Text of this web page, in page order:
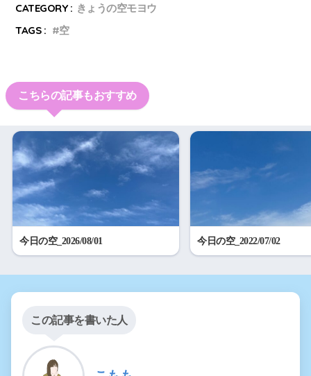
CATEGORY : きょうの空モヨウ
TAGS :
空
こちらの記事もおすすめ
今日の空_2026/08/01 今日の空_2022/07/02
この記事を書いた人